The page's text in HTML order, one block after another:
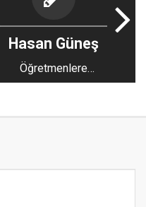
Hasan Güneş
Öğretmenlere
Yönelik(Öğrencilerce)